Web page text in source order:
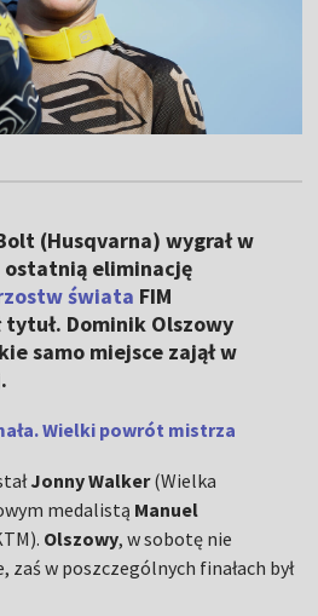
(Husqvarna) wygrał w
ostatnią eliminację
świata FIM
tytuł. Dominik Olszowy
samo miejsce zajął w
Wielki powrót mistrza
Jonny Walker(Wielka
medalistą Manuel
Olszowy, w sobotę nie
zaś w poszczególnych finałach był